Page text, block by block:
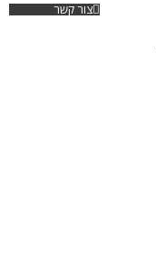
צור קשר